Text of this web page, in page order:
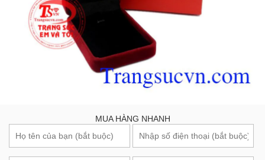
MUA HÀNG NHANH